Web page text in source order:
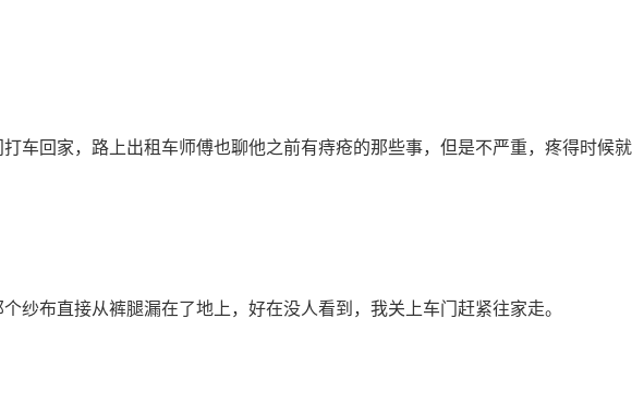
车回家，路上出租车师傅也聊他之前有痔疮的那些事，但是不严重，疼得时候
布直接从裤腿漏在了地上，好在没人看到，我关上车门赶紧往家走。